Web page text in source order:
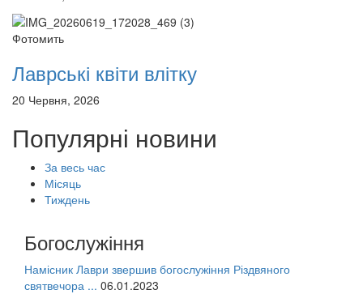
Фотомить
Лаврські квіти влітку
20 Червня, 2026
Популярні новини
За весь час
Місяць
Тиждень
Богослужіння
Намісник Лаври звершив богослужіння Різдвяного
святвечора ... 06.01.2023